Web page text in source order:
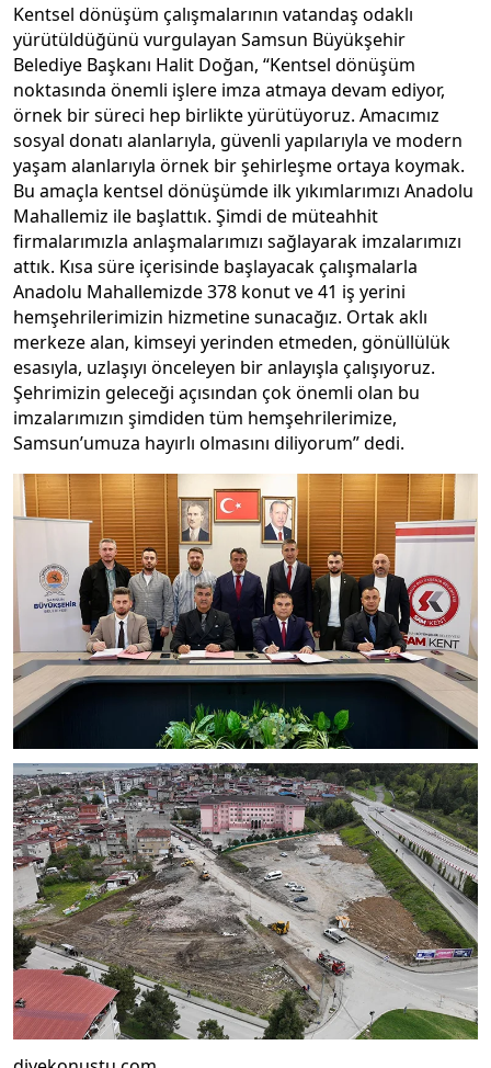
Kentsel dönüşüm çalışmalarının vatandaş odaklı
yürütüldüğünü vurgulayan Samsun Büyükşehir
Belediye Başkanı Halit Doğan, “Kentsel dönüşüm
noktasında önemli işlere imza atmaya devam ediyor,
örnek bir süreci hep birlikte yürütüyoruz. Amacımız
sosyal donatı alanlarıyla, güvenli yapılarıyla ve modern
yaşam alanlarıyla örnek bir şehirleşme ortaya koymak.
Bu amaçla kentsel dönüşümde ilk yıkımlarımızı Anadolu
Mahallemiz ile başlattık. Şimdi de müteahhit
firmalarımızla anlaşmalarımızı sağlayarak imzalarımızı
attık. Kısa süre içerisinde başlayacak çalışmalarla
Anadolu Mahallemizde 378 konut ve 41 iş yerini
hemşehrilerimizin hizmetine sunacağız. Ortak aklı
merkeze alan, kimseyi yerinden etmeden, gönüllülük
esasıyla, uzlaşıyı önceleyen bir anlayışla çalışıyoruz.
Şehrimizin geleceği açısından çok önemli olan bu
imzalarımızın şimdiden tüm hemşehrilerimize,
Samsun’umuza hayırlı olmasını diliyorum” dedi.